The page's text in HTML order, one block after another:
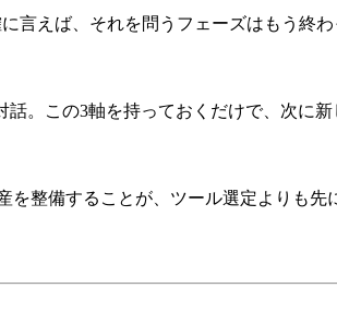
言えば、それを問うフェーズはもう終
話。この3軸を持っておくだけで、次
整備することが、ツール選定よりも